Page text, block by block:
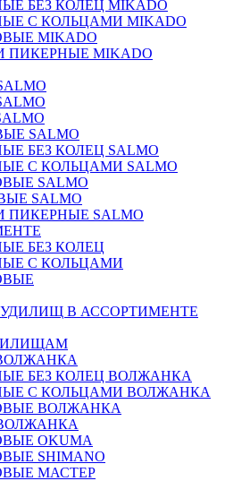
БЕЗ КОЛЕЦ MIKADO
С КОЛЬЦАМИ MIKADO
MIKADO
MIKADO
SALMO
БЕЗ КОЛЕЦ SALMO
С КОЛЬЦАМИ SALMO
SALMO
SALMO
SALMO
БЕЗ КОЛЕЦ
С КОЛЬЦАМИ
В АССОРТИМЕНТЕ
БЕЗ КОЛЕЦ ВОЛЖАНКА
С КОЛЬЦАМИ ВОЛЖАНКА
ВОЛЖАНКА
OKUMA
SHIMANO
МАСТЕР